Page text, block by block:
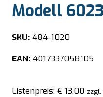
Modell 6023
SKU: 484-1020
EAN: 4017337058105
Listenpreis: € 13,00